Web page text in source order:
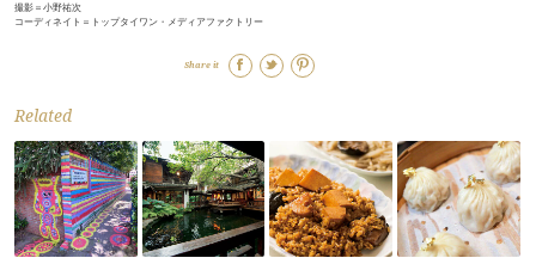
撮影＝小野祐次
コーディネイト＝トップタイワン・メディアファクトリー
Share it
Related